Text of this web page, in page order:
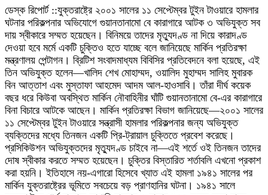
ডেস্ক রিপোর্ট ::যুক্তরাষ্ট্রে ২০০১ সালের ১১ সেপ্টেম্বর টুইন টাওয়ারে হামলার
ঘটনার পরিকল্পনার অভিযোগে গুয়ানতানামো বে কারাগারে আটক ৩ অভিযুক্ত সব
দায় স্বীকারে সম্মত হয়েছেন। বিনিময়ে তাদের মৃত্যুদণ্ড না দিয়ে কারাদণ্ড
দেওয়া হবে মর্মে একটি চুক্তিও হতে যাচ্ছে বলে জানিয়েছে মার্কিন প্রতিরক্ষা
মন্ত্রণালয় পেন্টাগন। ব্রিটিশ সংবাদমাধ্যম বিবিসির প্রতিবেদনে বলা হয়েছে, এই
তিন অভিযুক্ত হলেন—খালিদ শেখ মোহাম্মদ, ওয়ালিদ মুহাম্মদ সালিহ মুবারক
বিন আত্তাশ এবং মুস্তাফা আহমেদ আদম আল-হাওসাবি। তাঁরা দীর্ঘ কয়েক
বছর ধরে কিউবা অবস্থিত মার্কিন নৌবাহিনীর ঘাঁটি গুয়ানতানামো বে-এর কারাগারে
বিনা বিচারে আটকে আছেন। মার্কিন প্রতিরক্ষা বিভাগ জানিয়েছে—২০০১ সালের
১১ সেপ্টেম্বর টুইন টাওয়ারে সন্ত্রাসী হামলার পরিকল্পনার জন্য অভিযুক্ত
ব্যক্তিদের মধ্যে তিনজন একটি প্রি-ট্রায়াল চুক্তিতে প্রবেশ করেছে।
প্রসিকিউশন অভিযুক্তদের মৃত্যুদণ্ড চাইবে না—এই শর্তে ওই তিনজন তাদের
দোষ স্বীকার করতে সম্মত হয়েছেন। চুক্তির বিস্তারিত শর্তাবলি এখনো প্রকাশ
করা হয়নি। ইতিহাসে নয়-এগারো হিসেবে খ্যাত এই হামলা ১৯৪১ সালের পর
মার্কিন যুক্তরাষ্ট্রের ভূমিতে সবচেয়ে বড় প্রাণহানির ঘটনা। ১৯৪১ সালে